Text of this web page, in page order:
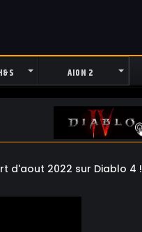
AION 2
d'aout 2022 sur Diablo 4 !